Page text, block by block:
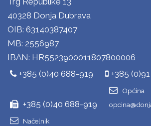
40328 Donja Dubrava
OIB: 63140387407
MB: 2556987
IBAN: HR5523900011807800006
+385 (0)40 688-919
+385
+385 (0)40 688-919
Općina
Načelnik